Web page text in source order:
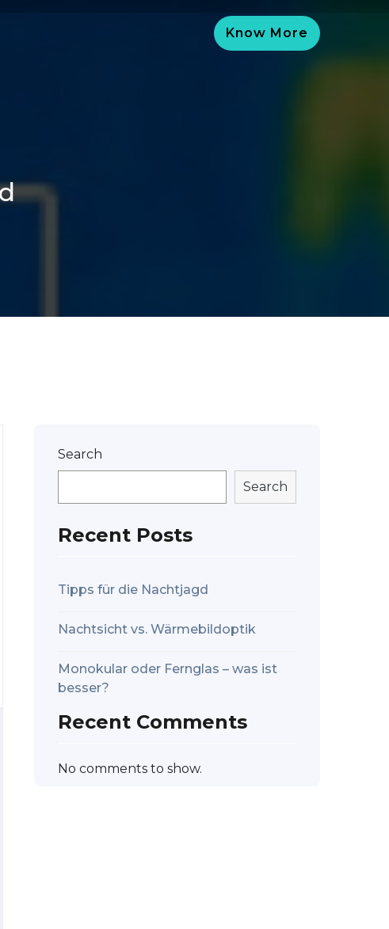
Know More
Search
Search
Recent Posts
Tipps für die Nachtjagd
Nachtsicht vs. Wärmebildoptik
Monokular oder Fernglas – was ist
besser?
Recent Comments
No comments to show.